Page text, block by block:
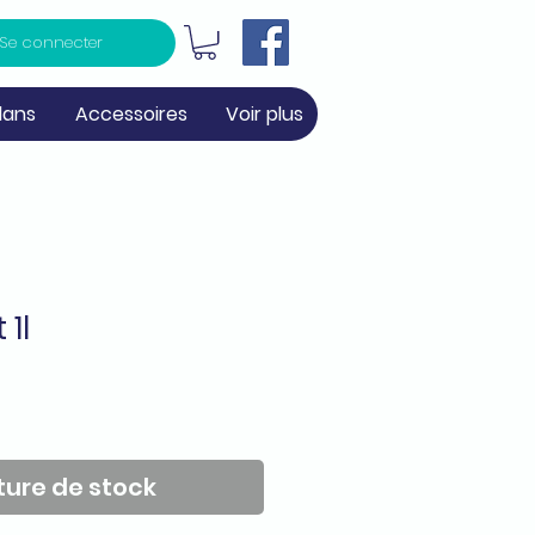
Se connecter
Accessoires Voir plus
de stock